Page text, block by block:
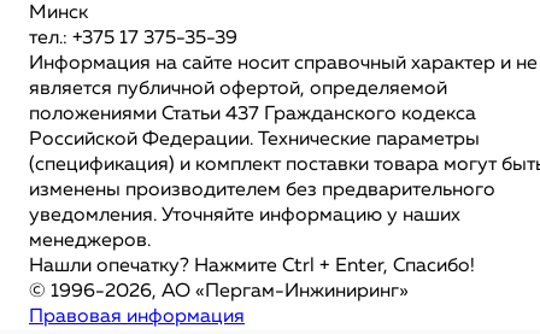
Минск
тел.: +375 17 375-35-39
Информация на сайте носит справочный характер и не
является публичной офертой, определяемой
положениями Статьи 437 Гражданского кодекса
Российской Федерации. Технические параметры
(спецификация) и комплект поставки товара могут
изменены производителем без предварительного
уведомления. Уточняйте информацию у наших
менеджеров.
Нашли опечатку? Нажмите Ctrl + Enter, Спасибо!
© 1996-2026, АО «Пергам-Инжиниринг»
Правовая информация